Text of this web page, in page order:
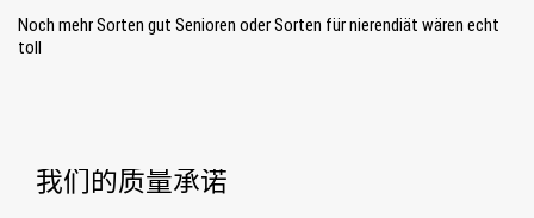
Noch mehr Sorten gut Senioren oder Sorten für nierendiät wären echt
toll
我们的质量承诺